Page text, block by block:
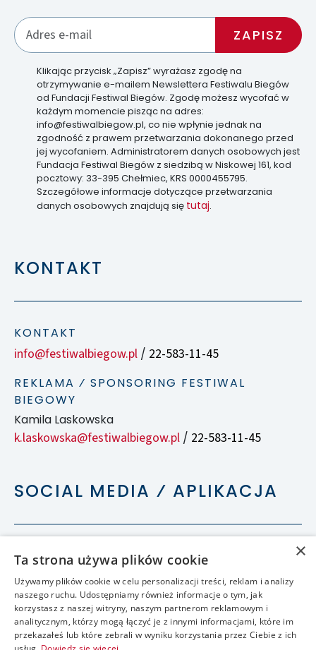
Klikając przycisk „Zapisz” wyrażasz zgodę na
otrzymywanie e-mailem Newslettera Festiwalu Biegów
od Fundacji Festiwal Biegów. Zgodę możesz wycofać w
każdym momencie pisząc na adres:
info@festiwalbiegow.pl, co nie wpłynie jednak na
zgodność z prawem przetwarzania dokonanego przed
jej wycofaniem. Administratorem danych osobowych jest
Fundacja Festiwal Biegów z siedzibą w Niskowej 161, kod
pocztowy: 33-395 Chełmiec, KRS 0000455795.
Szczegółowe informacje dotyczące przetwarzania
danych osobowych znajdują się tutaj.
KONTAKT
KONTAKT
info@festiwalbiegow.pl / 22-583-11-45
REKLAMA ⁄ SPONSORING FESTIWAL
BIEGOWY
Kamila Laskowska
k.laskowska@festiwalbiegow.pl / 22-583-11-45
SOCIAL MEDIA ⁄ APLIKACJA
×
Ta strona używa plików cookie
Używamy plików cookie w celu personalizacji treści, reklam i analizy
naszego ruchu. Udostępniamy również informacje o tym, jak
korzystasz z naszej witryny, naszym partnerom reklamowym i
analitycznym, którzy mogą łączyć je z innymi informacjami, które im
przekazałeś lub które zebrali w wyniku korzystania przez Ciebie z ich